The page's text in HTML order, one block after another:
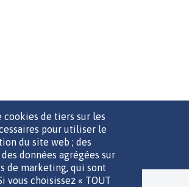
DE COMMUNICATION
cookies de tiers sur les
pour utiliser le
du site web ; des
données agrégées sur
de marketing, qui sont
vous choisissez « TOUT